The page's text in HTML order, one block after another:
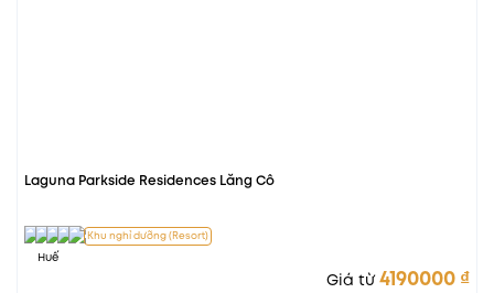
Laguna Parkside Residences Lăng Cô
Khu nghỉ dưỡng (Resort)
Huế
Giá từ4190000 ₫